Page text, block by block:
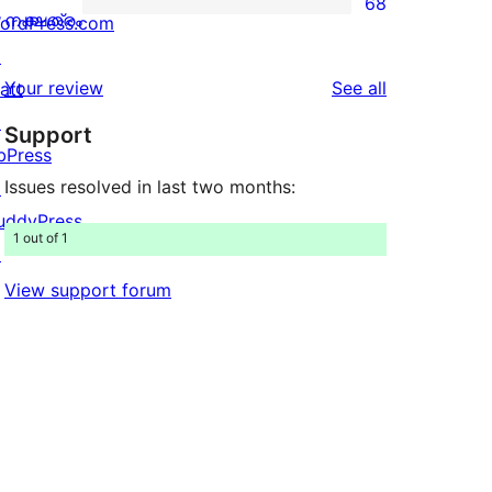
star
68
star
നക്ഷത്രം
Your review See all
Support
Issues resolved in last two months:
1 out of 1
View support forum